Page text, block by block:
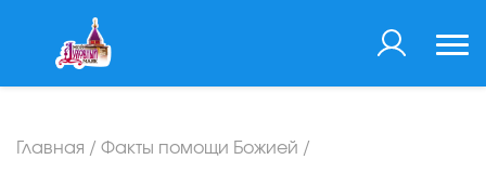
Главная / Факты помощи Божией /